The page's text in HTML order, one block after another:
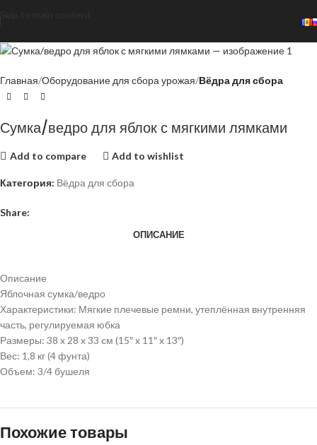
Главная Оборудование для сбора урожая Вёдра для сбора
Сумка/ведро для яблок с мягкими лямками
Add to compare Add to wishlist
Категория: Вёдра для сбора
Share:
ОПИСАНИЕ
Описание
Яблочная сумка/ведро
Характеристики: Мягкие плечевые ремни, утеплённая внутренняя
часть, регулируемая юбка
Размеры: 38 x 28 x 33 см (15″ x 11″ x 13″)
Вес: 1,8 кг (4 фунта)
Объем: 3/4 бушеля
Похожие товары